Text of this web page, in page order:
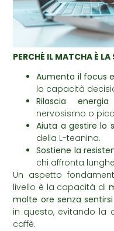
PERCHÉ IL MATCHA È
Aumenta il focus
la capacità
Rilascia
nervosismo o
Aiuta a gestire lo
della L-teanina.
Sostiene la
chi affronta
Un aspetto
livello è la capacità di
molte ore senza
in questo, evitando la
caffè.